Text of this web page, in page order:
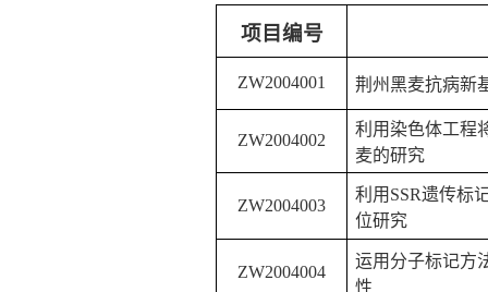
项目编号
ZW2004001 荆州黑麦抗病新
ZW2004002
利用染色体工程
麦的研究
ZW2004003
利用 SSR遗传标
位研究
ZW2004004
运用分子标记方
性